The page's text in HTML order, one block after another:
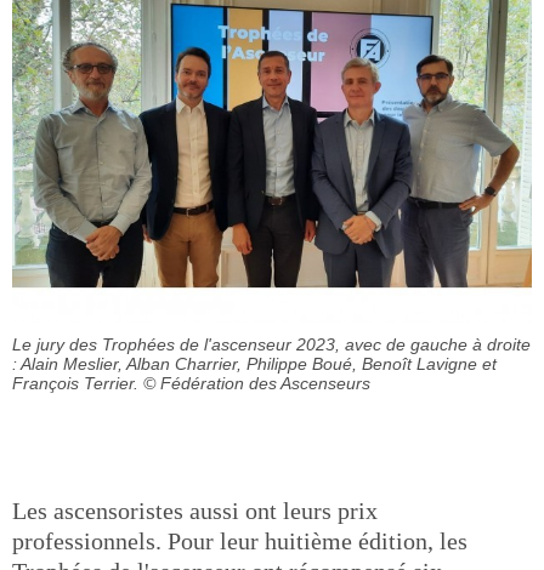
Le jury des Trophées de l'ascenseur 2023, avec de gauche à droite
: Alain Meslier, Alban Charrier, Philippe Boué, Benoît Lavigne et
François Terrier. © Fédération des Ascenseurs
Les ascensoristes aussi ont leurs prix
professionnels. Pour leur huitième édition, les